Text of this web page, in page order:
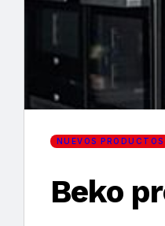
HEMEROTECA
NUEVOS PRODUCTOS
Beko